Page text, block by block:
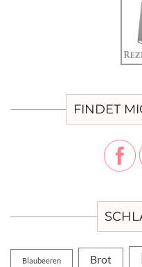
FINDET
Blaubeeren Brot